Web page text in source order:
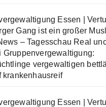
Essen |
Gang ist ein großer
– Tagesschau Real
Gruppenvergewaltigung:
vergewaltigen
krankenhausreif
Essen |